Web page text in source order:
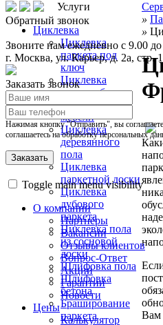
Обратный звонок
Звоните нам ежедневно с 9.00
г. Москва, ул. Карьер, д. 2а, стр.
Заказать звонок
Нажимая кнопку "Отправить", вы
соглашаетесь на обработку персональных
Toggle main menu visibility
О компании
Партнёры
Вакансии
Отзывы клиентов
Вопрос-Ответ
Акции
Гарантии
Новости
Цены
Калькулятор
Услуги
Циклевка
Циклевка
паркета под
ключ
Циклевка
паркета без
пыли и выноса
мебели
Циклевка
деревянного
пола
Циклевка
паркетной доски
Циклевка
дубового
паркета
Циклевка пола
из сосновой
доски
Шлифовка пола
Шлифовка
бетона
Браширование
паркета
»
»
Вам